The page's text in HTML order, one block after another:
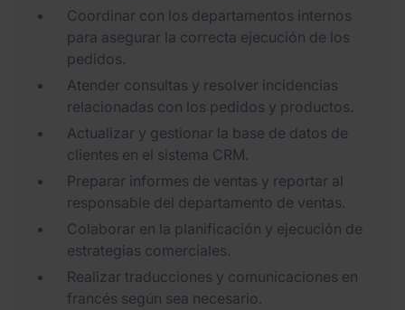
Coordinar con los departamentos internos
para asegurar la correcta ejecución de los
pedidos.
Atender consultas y resolver incidencias
relacionadas con los pedidos y productos.
Actualizar y gestionar la base de datos de
clientes en el sistema CRM.
Preparar informes de ventas y reportar al
responsable del departamento de ventas.
Colaborar en la planificación y ejecución de
estrategias comerciales.
Realizar traducciones y comunicaciones en
francés según sea necesario.